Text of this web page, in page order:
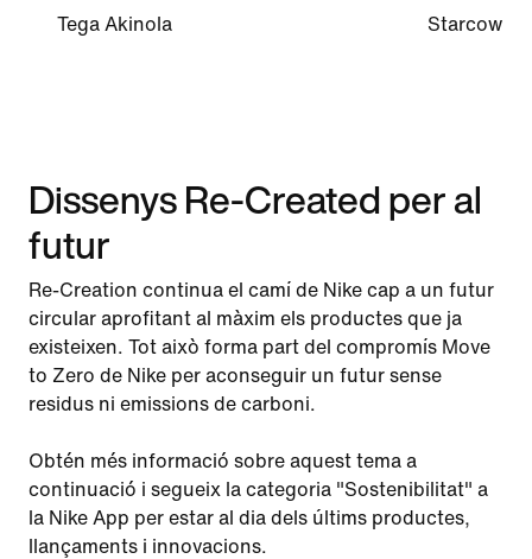
Tega Akinola Starcow
Dissenys Re-Created per al
futur
Re-Creation continua el camí de Nike cap a un futur
circular aprofitant al màxim els productes que ja
existeixen. Tot això forma part del compromís Move
to Zero de Nike per aconseguir un futur sense
residus ni emissions de carboni.
Obtén més informació sobre aquest tema a
continuació i segueix la categoria "Sostenibilitat" a
la Nike App per estar al dia dels últims productes,
llançaments i innovacions.